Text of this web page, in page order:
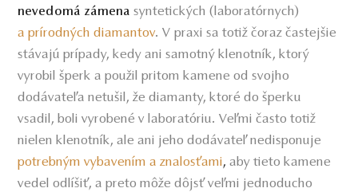
nevedomá zámena syntetických (laboratórnych)
a prírodných diamantov. V praxi sa totiž čoraz častejšie
stávajú prípady, kedy ani samotný klenotník, ktorý
vyrobil šperk a použil pritom kamene od svojho
dodávateľa netušil, že diamanty, ktoré do šperku
vsadil, boli vyrobené v laboratóriu. Veľmi často totiž
nielen klenotník, ale ani jeho dodávateľ nedisponuje
potrebným vybavením a znalosťami, aby tieto kamene
vedel odlíšiť, a preto môže dôjsť veľmi jednoducho